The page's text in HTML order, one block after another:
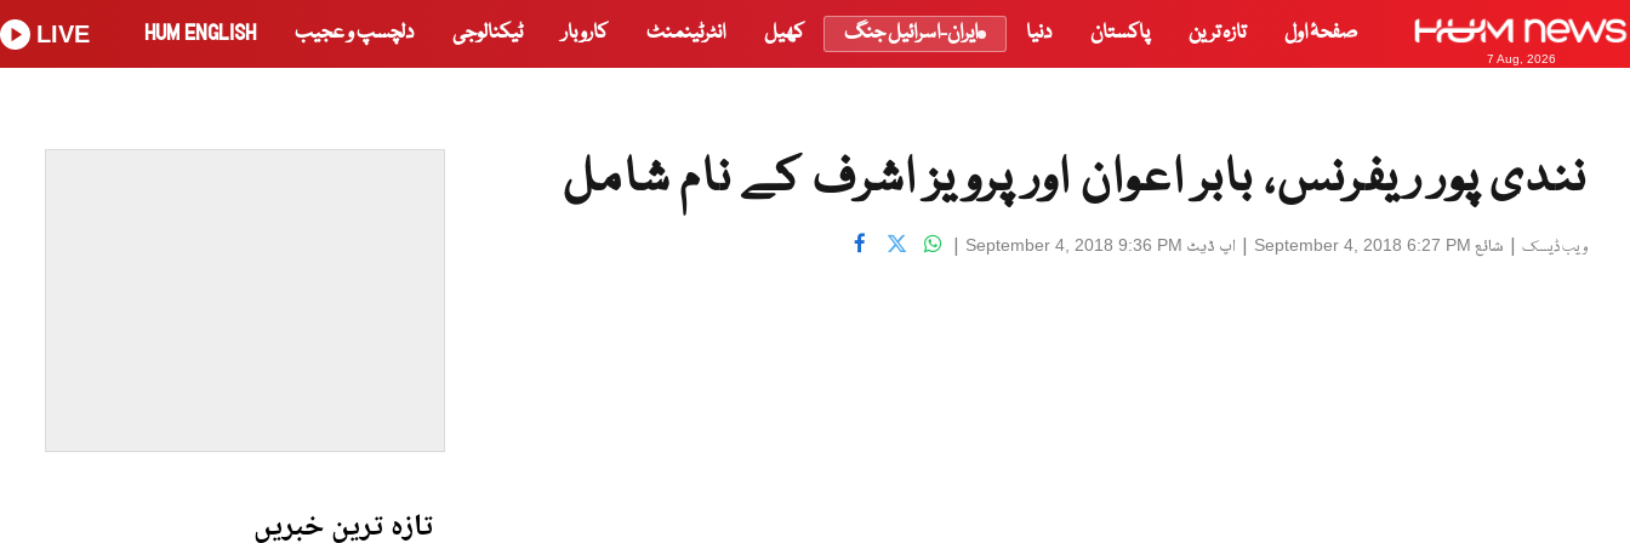
7 Aug, 2026
صفحۂ اول تازہ ترین پاکستان دنیا ایران-اسرائیل جنگ کھیل انٹرٹینمنٹ کاروبار ٹیکنالوجی دلچسپ و عجیب HUM ENGLISH
LIVE
نندی پور ریفرنس، بابر اعوان اور پرویز اشرف کے نام شامل
ویب ڈیسک | شائع September 4, 2018 6:27 PM
| اپ ڈیٹ September 4, 2018 9:36 PM
|
تازہ ترین خبریں